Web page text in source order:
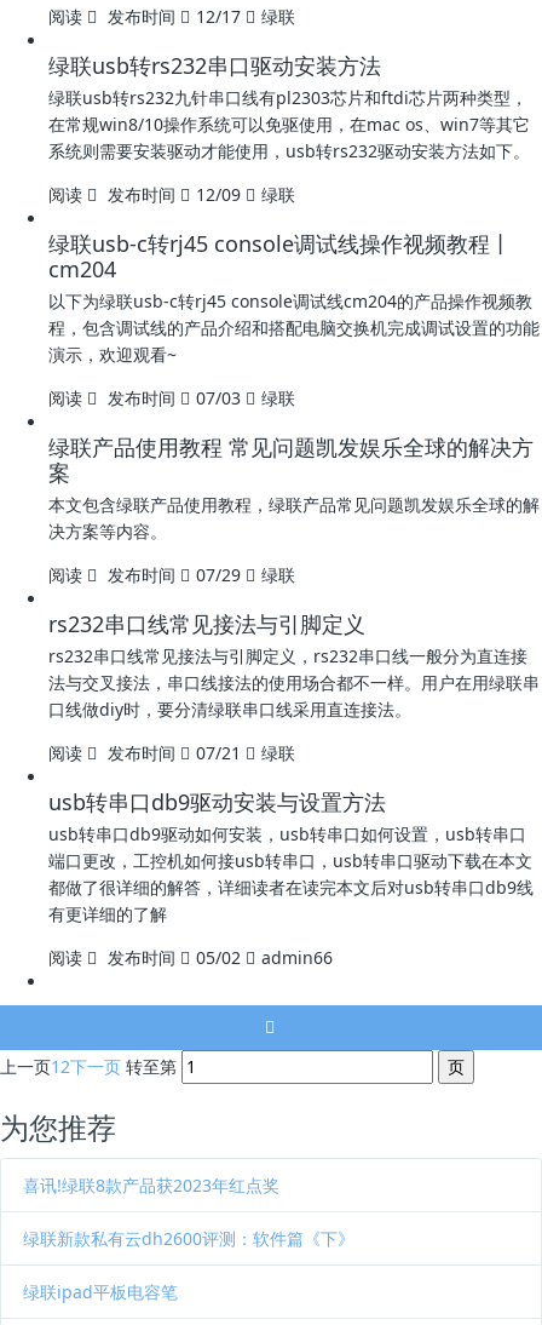
阅读
发布时间 12/17 绿联
绿联usb转rs232串口驱动安装方法
绿联usb转rs232九针串口线有pl2303芯片和ftdi芯片两种类型，
在常规win8/10操作系统可以免驱使用，在mac os、win7等其它
系统则需要安装驱动才能使用，usb转rs232驱动安装方法如下。
阅读
发布时间 12/09 绿联
绿联usb-c转rj45 console调试线操作视频教程丨
cm204
以下为绿联usb-c转rj45 console调试线cm204的产品操作视频教
程，包含调试线的产品介绍和搭配电脑交换机完成调试设置的功能
演示，欢迎观看~
阅读
发布时间 07/03 绿联
绿联产品使用教程 常见问题凯发娱乐全球的解决方
案
本文包含绿联产品使用教程，绿联产品常见问题凯发娱乐全球的解
决方案等内容。
阅读
发布时间 07/29 绿联
​rs232串口线常见接法与引脚定义
​rs232串口线常见接法与引脚定义，rs232串口线一般分为直连接
法与交叉接法，串口线接法的使用场合都不一样。用户在用绿联串
口线做diy时，要分清绿联串口线采用直连接法。
阅读
发布时间 07/21 绿联
usb转串口db9驱动安装与设置方法
usb转串口db9驱动如何安装，usb转串口如何设置，usb转串口
端口更改，工控机如何接usb转串口，usb转串口驱动下载在本文
都做了很详细的解答，详细读者在读完本文后对usb转串口db9线
有更详细的了解
阅读
发布时间 05/02 admin66
上一页12下一页 转至第
为您推荐
喜讯!绿联8款产品获2023年红点奖
绿联新款私有云dh2600评测：软件篇《下》
绿联ipad平板电容笔